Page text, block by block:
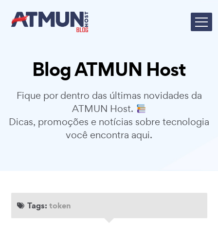
Blog ATMUN Host
Fique por dentro das últimas novidades da
ATMUN Host.
Dicas, promoções e notícias sobre tecnologia
você encontra aqui.
Tags: token